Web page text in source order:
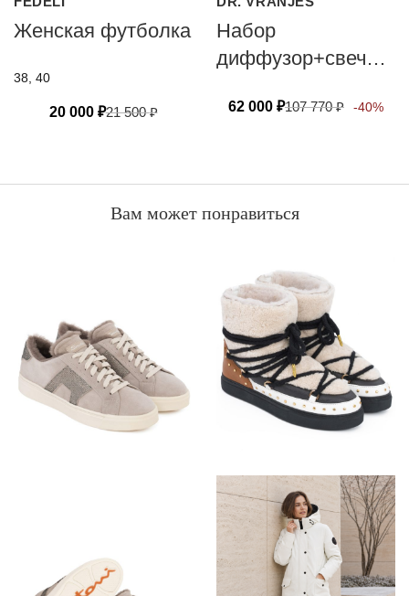
Женская футболка
38, 40
21 500₽
20 000 ₽
Набор
диффузор+свеча
FIRENZE Rosso
62 000 ₽107 770₽ -40%
Вам может понравиться